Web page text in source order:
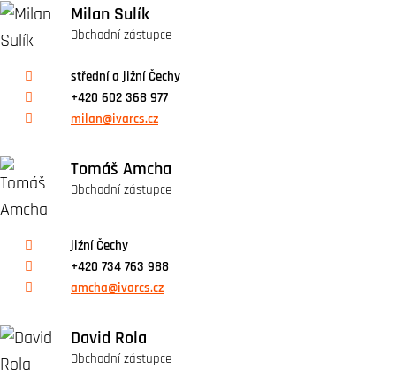
Milan Sulík
Obchodní zástupce
střední a jižní Čechy
+420 602 368 977
milan@ivarcs.cz
Tomáš Amcha
Obchodní zástupce
jižní Čechy
+420 734 763 988
amcha@ivarcs.cz
David Rola
Obchodní zástupce